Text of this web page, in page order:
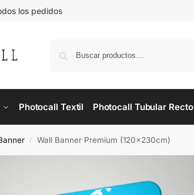
los pedidos
Photocall Textil Photocall Tubular Recto
/ Wall Banner Premium (120x230cm)